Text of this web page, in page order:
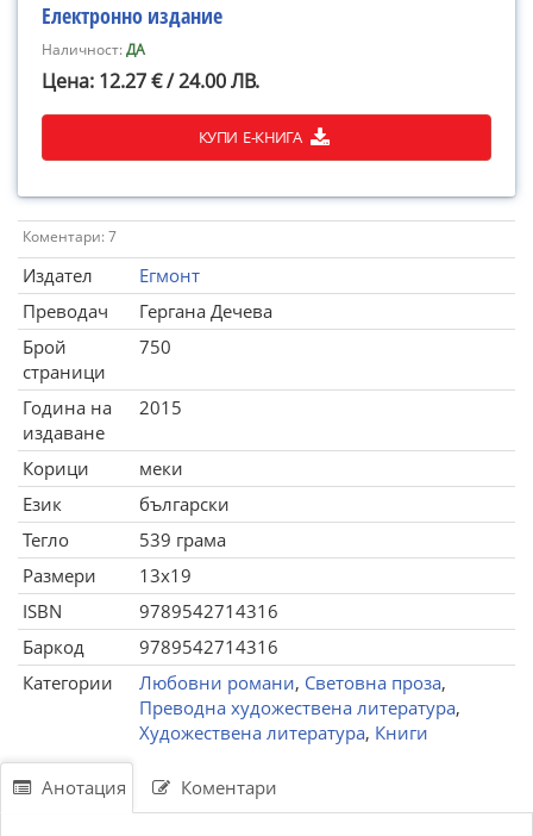
Електронно издание
Наличност:ДА
Цена: 12.27 € / 24.00 ЛВ.
КУПИ Е-КНИГА
Коментари: 7
Издател
Егмонт
Преводач
Гергана Дечева
Брой
страници
750
Година на
издаване
2015
Корици
меки
Език
български
Тегло
539 грама
Размери
13x19
ISBN
9789542714316
Баркод
9789542714316
Категории
Любовни романи, Световна проза,
Преводна художествена литература,
Художествена литература, Книги
Анотация Коментари